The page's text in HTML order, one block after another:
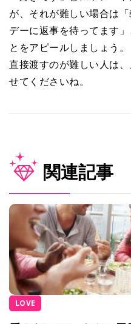
が、それが難しい場合は
デーに返事を待ってます
とをアピールしましょう。
直接渡すのが難しい人は
せてくださいね。
関連記事
LOVE